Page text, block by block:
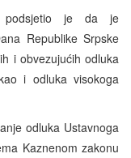
podsjetio je da je
Republike Srpske
i obvezujućih odluka
i odluka visokoga
odluka Ustavnoga
Kaznenom zakonu